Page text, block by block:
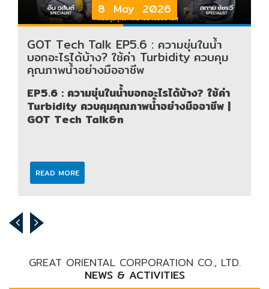
8 May 2026
GOT Tech Talk EP5.6 : ความขุ่นในน้ำ
บอกอะไรได้บ้าง? ใช้ค่า Turbidity ควบคุม
คุณภาพน้ำอย่างมืออาชีพ
EP5.6 : ความขุ่นในน้ำบอกอะไรได้บ้าง? ใช้ค่า
Turbidity ควบคุมคุณภาพน้ำอย่างมืออาชีพ |
GOT Tech Talk&n
READ MORE
GREAT ORIENTAL CORPORATION CO., LTD.
NEWS & ACTIVITIES